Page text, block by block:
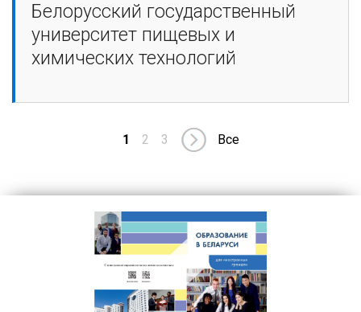
Белорусский государственный
университет пищевых и
химических технологий
1 2 3 Все